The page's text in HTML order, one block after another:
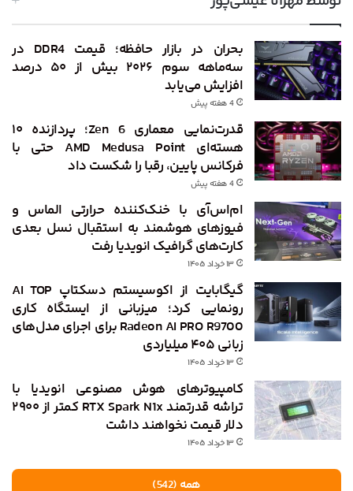
بحران در بازار حافظه؛ قیمت DDR4 در
سه‌ماهه سوم ۲۰۲۶ بیش از ۵۰ درصد
افزایش می‌یابد
4 هفته پیش
قدرت‌نمایی معماری Zen 6؛ پردازنده ۱۰
هسته‌ای AMD Medusa Point حتی با
فرکانس پایین، رقبا را شکست داد
4 هفته پیش
ام‌اس‌آی با خنک‌کننده حرارتی الماس و
فیوزهای هوشمند به استقبال نسل بعدی
کارت‌های گرافیک انویدیا رفت
۱۳ خرداد ۱۴۰۵
گیگابایت از اکوسیستم دسکتاپ AI TOP
رونمایی کرد؛ میزبانی از ایستگاه کاری
Radeon AI PRO R9700 برای اجرای مدل‌های
زبانی ۴۰۵ میلیاردی
۱۳ خرداد ۱۴۰۵
کامپیوترهای هوش مصنوعی انویدیا با
تراشه قدرتمند RTX Spark N1x کمتر از ۲۹۰۰
دلار قیمت نخواهند داشت
۱۳ خرداد ۱۴۰۵
همه (542)